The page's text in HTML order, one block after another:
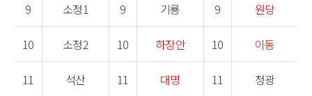
9 소정1 9 기룡 9 원당
10 소정2 10 하장안 10 이동
11 석산 11 대명 11 청광